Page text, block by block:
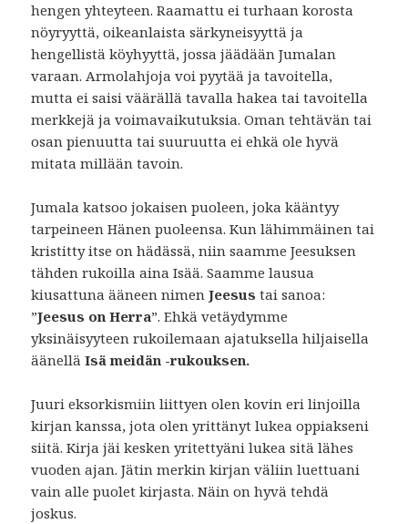
hengen yhteyteen. Raamattu ei turhaan korosta
nöyryyttä, oikeanlaista särkyneisyyttä ja
hengellistä köyhyyttä, jossa jäädään Jumalan
varaan. Armolahjoja voi pyytää ja tavoitella,
mutta ei saisi väärällä tavalla hakea tai tavoitella
merkkejä ja voimavaikutuksia. Oman tehtävän tai
osan pienuutta tai suuruutta ei ehkä ole hyvä
mitata millään tavoin.
Jumala katsoo jokaisen puoleen, joka kääntyy
tarpeineen Hänen puoleensa. Kun lähimmäinen tai
kristitty itse on hädässä, niin saamme Jeesuksen
tähden rukoilla aina Isää. Saamme lausua
kiusattuna ääneen nimenJeesus tai sanoa:
”Jeesus on Herra”. Ehkä vetäydymme
yksinäisyyteen rukoilemaan ajatuksella hiljaisella
äänelläIsä meidän -rukouksen.
Juuri eksorkismiin liittyen olen kovin eri linjoilla
kirjan kanssa, jota olen yrittänyt lukea oppiakseni
siitä. Kirja jäi kesken yritettyäni lukea sitä lähes
vuoden ajan. Jätin merkin kirjan väliin luettuani
vain alle puolet kirjasta. Näin on hyvä tehdä
joskus.